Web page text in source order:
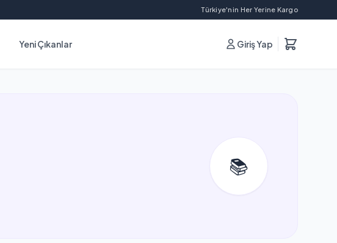
Türkiye'nin Her Yerine Kargo
Yeni Çıkanlar Giriş Yap
📚